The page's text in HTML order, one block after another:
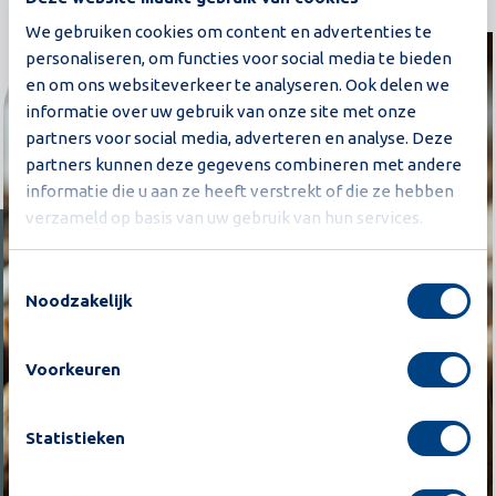
We gebruiken cookies om content en advertenties te
personaliseren, om functies voor social media te bieden
en om ons websiteverkeer te analyseren. Ook delen we
informatie over uw gebruik van onze site met onze
partners voor social media, adverteren en analyse. Deze
partners kunnen deze gegevens combineren met andere
informatie die u aan ze heeft verstrekt of die ze hebben
verzameld op basis van uw gebruik van hun services.
Noodzakelijk
Voorkeuren
Statistieken